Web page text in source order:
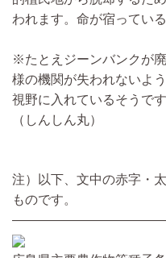
われます。命が宿ってい
※たとえジーンバンクが
様の機関が失われないよ
視野に入れているそうです
（しんしん丸）
注）以下、文中の赤字・
ものです。